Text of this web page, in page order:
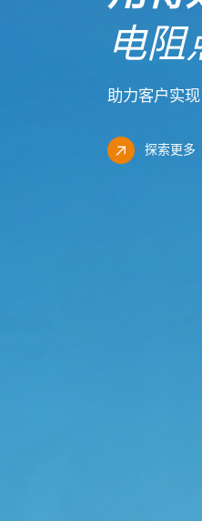
电阻
助力客户实
探索更多